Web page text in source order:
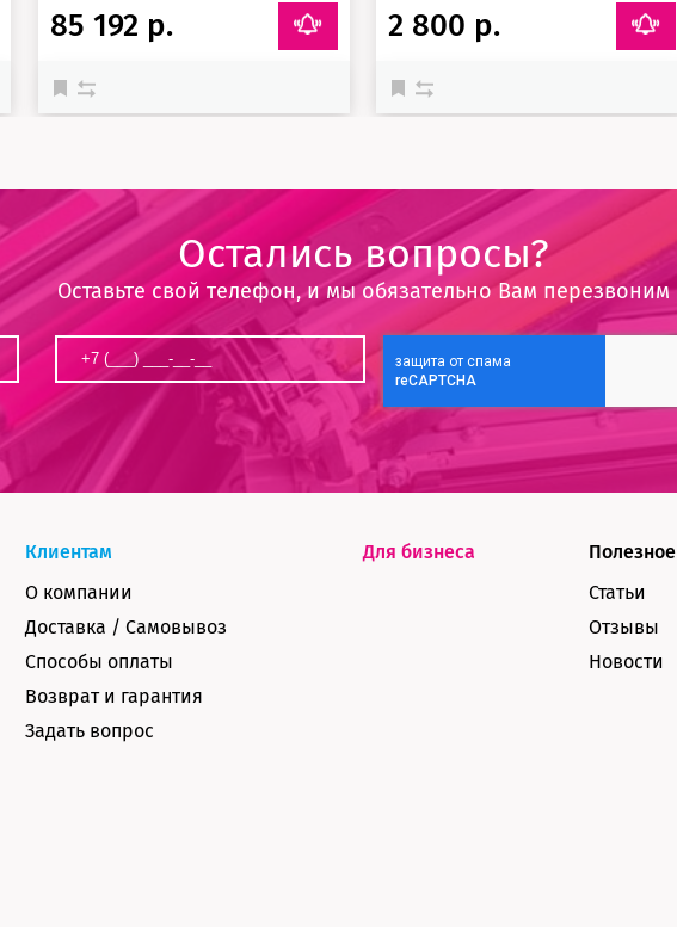
85 192 р. 2 800 р.
Остались вопросы?
Оставьте свой телефон, и мы обязательно Вам перезвоним
Клиентам
О компании
Доставка / Самовывоз
Способы оплаты
Возврат и гарантия
Задать вопрос
Для бизнеса
Полезное
Статьи
Отзывы
Новости